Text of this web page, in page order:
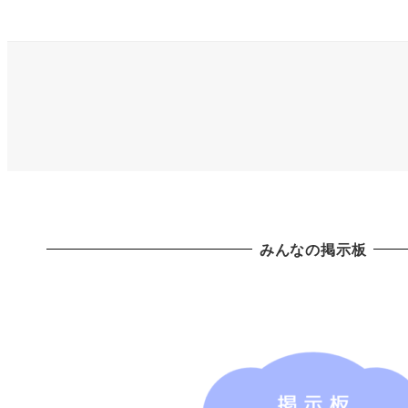
みんなの掲示板